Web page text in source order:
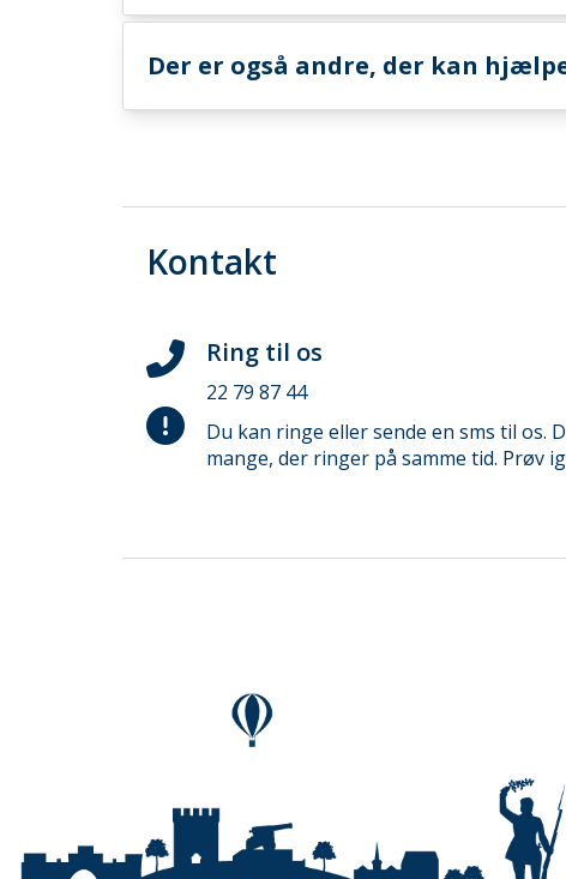
Der er også andre, der kan
Kontakt
Ring til os
22 79 87 44
Du kan ringe eller sende en sms til os.
mange, der ringer på samme tid. Prøv